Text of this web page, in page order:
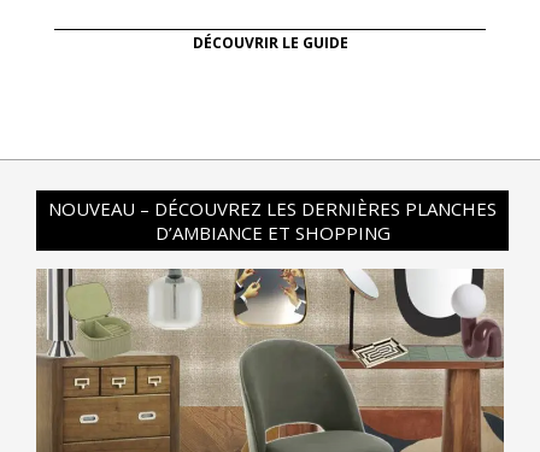
DÉCOUVRIR LE GUIDE
NOUVEAU – DÉCOUVREZ LES DERNIÈRES PLANCHES
D’AMBIANCE ET SHOPPING